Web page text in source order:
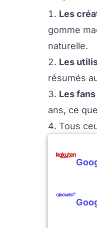
Les
gomme
naturelle.
Les
résumés
Les
ans, ce
Tous